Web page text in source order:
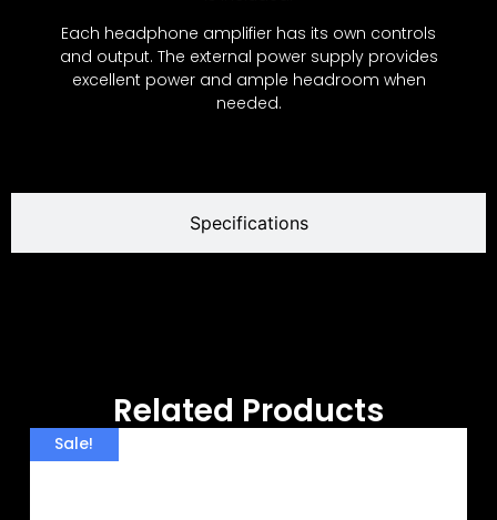
Specifications
Each headphone amplifier has its own controls
and output. The external power supply provides
excellent power and ample headroom when
needed.
Related Products
Sale!